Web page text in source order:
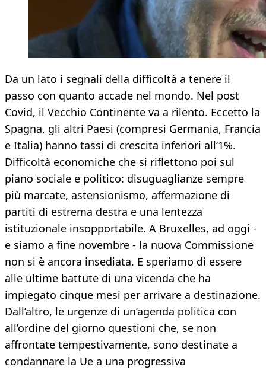
Da un lato i segnali della difficoltà a tenere il
passo con quanto accade nel mondo. Nel post
Covid, il Vecchio Continente va a rilento. Eccetto la
Spagna, gli altri Paesi (compresi Germania, Francia
e Italia) hanno tassi di crescita inferiori all’1%.
Difficoltà economiche che si riflettono poi sul
piano sociale e politico: disuguaglianze sempre
più marcate, astensionismo, affermazione di
partiti di estrema destra e una lentezza
istituzionale insopportabile. A Bruxelles, ad oggi -
e siamo a fine novembre - la nuova Commissione
non si è ancora insediata. E speriamo di essere
alle ultime battute di una vicenda che ha
impiegato cinque mesi per arrivare a destinazione.
Dall’altro, le urgenze di un’agenda politica con
all’ordine del giorno questioni che, se non
affrontate tempestivamente, sono destinate a
condannare la Ue a una progressiva